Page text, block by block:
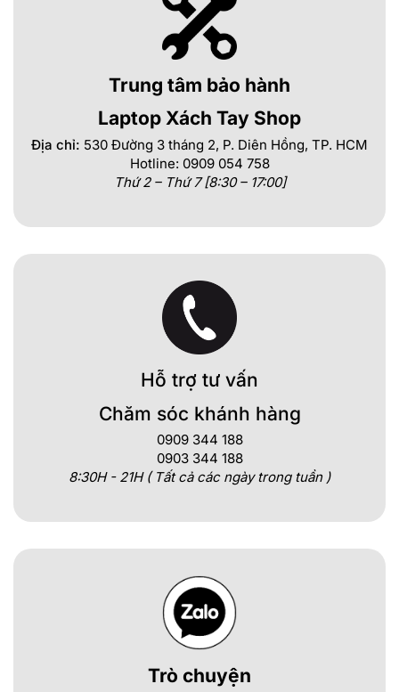
Trung tâm bảo hành
Laptop Xách Tay Shop
Địa chỉ: 530 Đường 3 tháng 2, P. Diên Hồng, TP. HCM
Hotline: 0909 054 758
Thứ 2 – Thứ 7 [8:30 – 17:00]
Hỗ trợ tư vấn
Chăm sóc khánh hàng
0909 344 188
0903 344 188
8:30H - 21H ( Tất cả các ngày trong tuần )
Trò chuyện